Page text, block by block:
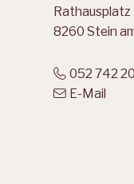
Rathausplatz
8260 Stein
052 742
E-Mail